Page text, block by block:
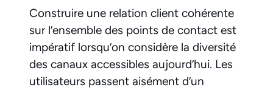
Construire une relation client cohérente
sur l’ensemble des points de contact est
impératif lorsqu’on considère la diversité
des canaux accessibles aujourd’hui. Les
utilisateurs passent aisément d’un